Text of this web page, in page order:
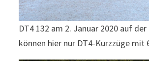
DT4 132 am 2. Januar 2020 auf
können hier nur DT4-Kurzzüge